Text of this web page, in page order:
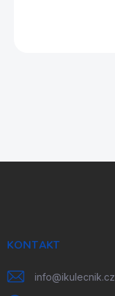
KONTAKT
info@ikulecnik.cz